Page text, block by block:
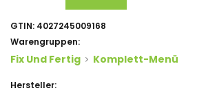
GTIN: 4027245009168
Warengruppen:
Fix Und Fertig Komplett-Menü
Hersteller: